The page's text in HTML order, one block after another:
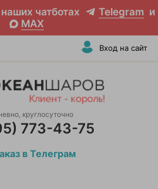
чатботах Telegram и
MAX
Вход на сайт
круглосуточно
773-43-75
в Телеграм